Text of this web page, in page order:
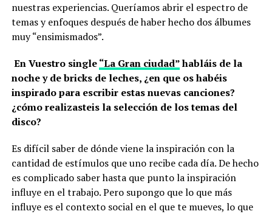
nuestras experiencias. Queríamos abrir el espectro de
temas y enfoques después de haber hecho dos álbumes
muy “ensimismados”.
En Vuestro single“La Gran ciudad”habláis de la
noche y de bricks de leches, ¿en que os habéis
inspirado para escribir estas nuevas canciones?
¿cómo realizasteis la selección de los temas del
disco?
Es difícil saber de dónde viene la inspiración con la
cantidad de estímulos que uno recibe cada día. De hecho
es complicado saber hasta que punto la inspiración
influye en el trabajo. Pero supongo que lo que más
influye es el contexto social en el que te mueves, lo que